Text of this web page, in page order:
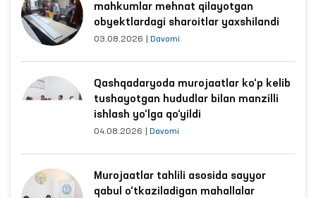
mahkumlar mehnat qilayotgan
obyektlardagi sharoitlar yaxshilandi
03.08.2026 Davomi
Qashqadaryoda murojaatlar ko‘p kelib
tushayotgan hududlar bilan manzilli
ishlash yo‘lga qo‘yildi
04.08.2026 Davomi
Murojaatlar tahlili asosida sayyor
qabul o‘tkaziladigan mahallalar